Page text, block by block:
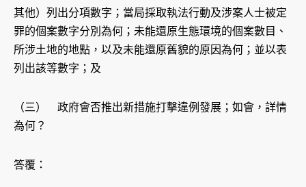
其他）列出分項數字；當局採取執法行動及涉案人士被定
罪的個案數字分別為何；未能還原生態環境的個案數目、
所涉土地的地點，以及未能還原舊貌的原因為何；並以表
列出該等數字；及
（三） 政府會否推出新措施打擊違例發展；如會，詳情
為何？
答覆：